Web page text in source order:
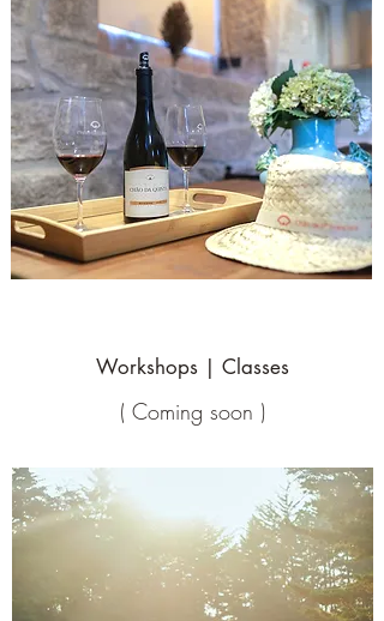
Workshops | Classes
( Coming soon )